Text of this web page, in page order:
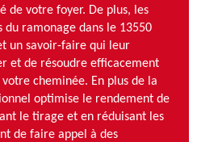
de votre foyer. De plus, les
du ramonage dans le 13550
un savoir-faire qui leur
et de résoudre efficacement
cheminée. En plus de la
optimise le rendement de
le tirage et en réduisant les
de faire appel à des